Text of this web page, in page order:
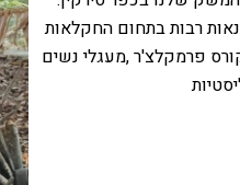
סדנאות רבות בתחום החקלאות
פרמקלצ'ר ,מעגלי נשים